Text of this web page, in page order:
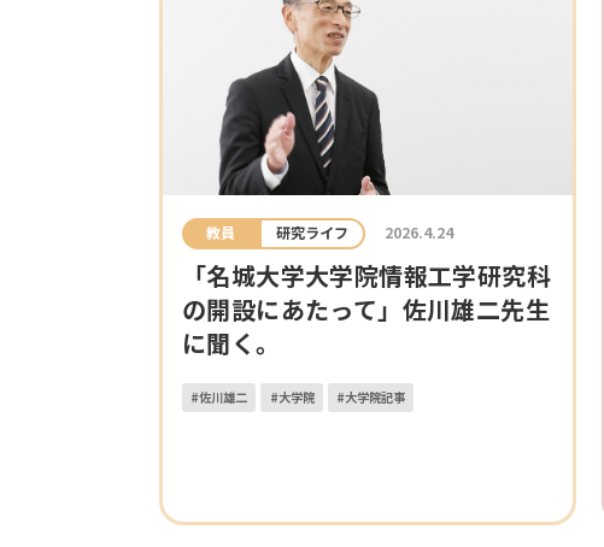
教員 研究ライフ 2026.4.24
「名城大学大学院情報工学研究科
の開設にあたって」佐川雄二先生
に聞く。
#佐川雄二 #大学院 #大学院記事